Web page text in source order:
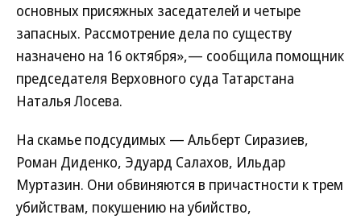
основных присяжных заседателей и четыре
запасных. Рассмотрение дела по существу
назначено на 16 октября»,— сообщила помощник
председателя Верховного суда Татарстана
Наталья Лосева.
На скамье подсудимых — Альберт Сиразиев,
Роман Диденко, Эдуард Салахов, Ильдар
Муртазин. Они обвиняются в причастности к трем
убийствам, покушению на убийство,